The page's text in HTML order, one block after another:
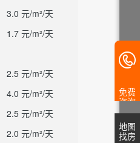
3.0 元/m²/天
1.7 元/m²/天
2.5 元/m²/天
4.0 元/m²/天
2.5 元/m²/天
2.0 元/m²/天
免费
咨询
地图
找房